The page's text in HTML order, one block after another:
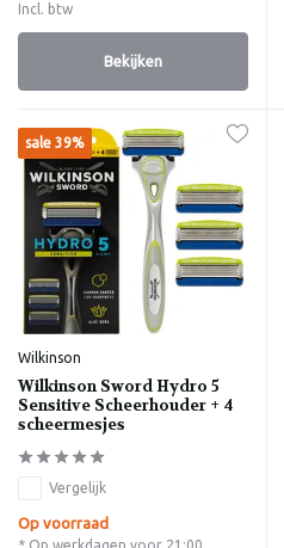
Incl. btw
Bekijken
sale 39%
Wilkinson
Wilkinson Sword Hydro 5
Sensitive Scheerhouder + 4
scheermesjes
Vergelijk
Op voorraad